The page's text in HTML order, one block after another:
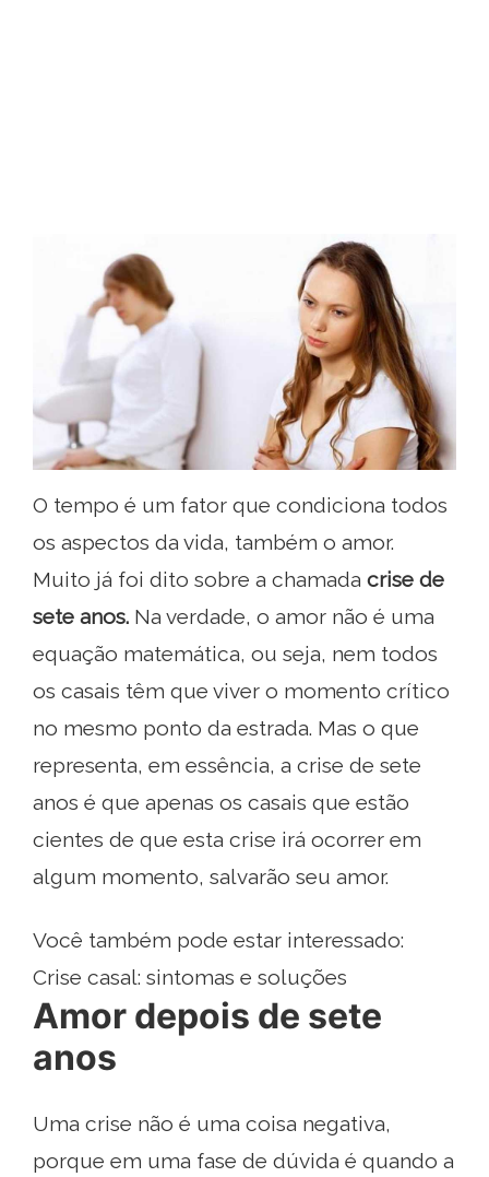
O tempo é um fator que condiciona todos
os aspectos da vida, também o amor.
Muito já foi dito sobre a chamada crise de
sete anos. Na verdade, o amor não é uma
equação matemática, ou seja, nem todos
os casais têm que viver o momento crítico
no mesmo ponto da estrada. Mas o que
representa, em essência, a crise de sete
anos é que apenas os casais que estão
cientes de que esta crise irá ocorrer em
algum momento, salvarão seu amor.
Você também pode estar interessado:
Crise casal: sintomas e soluções
Amor depois de sete
anos
Uma crise não é uma coisa negativa,
porque em uma fase de dúvida é quando a